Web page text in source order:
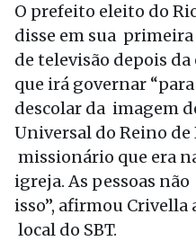
O prefeito eleito do
disse em sua
de televisão depois
que irá governar
descolar da imagem
Universal do Reino de
missionário que era
igreja. As pessoas
isso”, afirmou Crivella
local do SBT.